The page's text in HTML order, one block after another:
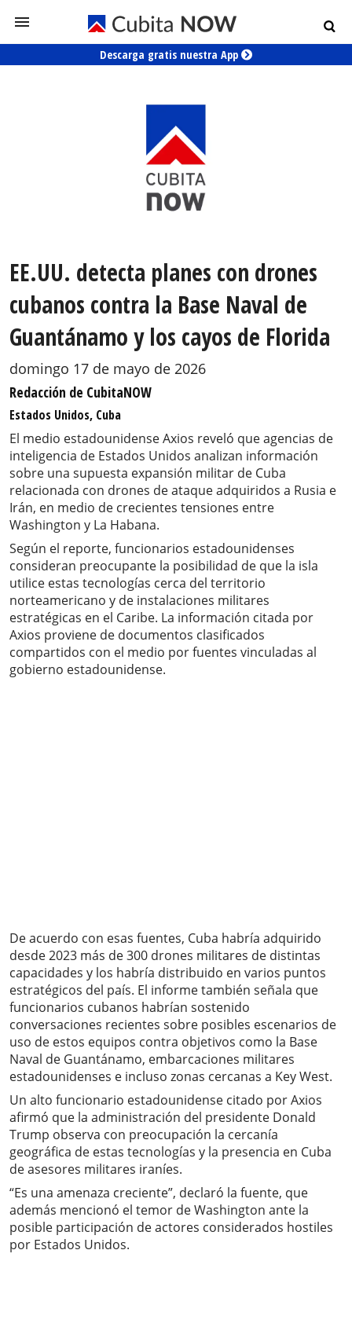
Descarga gratis nuestra App
EE.UU. detecta planes con drones
cubanos contra la Base Naval de
Guantánamo y los cayos de Florida
domingo 17 de mayo de 2026
Redacción de CubitaNOW
Estados Unidos, Cuba
El medio estadounidense Axios reveló que agencias de
inteligencia de Estados Unidos analizan información
sobre una supuesta expansión militar de Cuba
relacionada con drones de ataque adquiridos a Rusia e
Irán, en medio de crecientes tensiones entre
Washington y La Habana.
Según el reporte, funcionarios estadounidenses
consideran preocupante la posibilidad de que la isla
utilice estas tecnologías cerca del territorio
norteamericano y de instalaciones militares
estratégicas en el Caribe. La información citada por
Axios proviene de documentos clasificados
compartidos con el medio por fuentes vinculadas al
gobierno estadounidense.
De acuerdo con esas fuentes, Cuba habría adquirido
desde 2023 más de 300 drones militares de distintas
capacidades y los habría distribuido en varios puntos
estratégicos del país. El informe también señala que
funcionarios cubanos habrían sostenido
conversaciones recientes sobre posibles escenarios de
uso de estos equipos contra objetivos como la Base
Naval de Guantánamo, embarcaciones militares
estadounidenses e incluso zonas cercanas a Key West.
Un alto funcionario estadounidense citado por Axios
afirmó que la administración del presidente Donald
Trump observa con preocupación la cercanía
geográfica de estas tecnologías y la presencia en Cuba
de asesores militares iraníes.
“Es una amenaza creciente”, declaró la fuente, que
además mencionó el temor de Washington ante la
posible participación de actores considerados hostiles
por Estados Unidos.